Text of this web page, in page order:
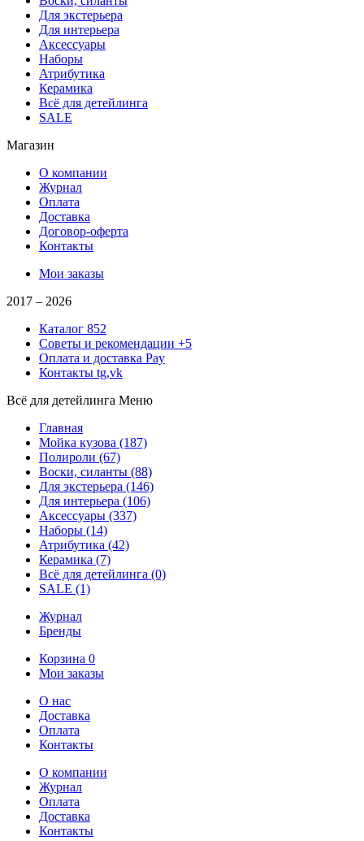
Для экстерьера
Для интерьера
Аксессуары
Наборы
Атрибутика
Керамика
Всё для детейлинга
SALE
Магазин
О компании
Журнал
Оплата
Доставка
Договор-оферта
Контакты
Мои заказы
2017 – 2026
Каталог 852
Советы и рекомендации +5
Оплата и доставка Pay
Контакты tg,vk
Всё для детейлинга Меню
Главная
Мойка кузова (187)
Полироли (67)
Воски, силанты (88)
Для экстерьера (146)
Для интерьера (106)
Аксессуары (337)
Наборы (14)
Атрибутика (42)
Керамика (7)
Всё для детейлинга (0)
SALE (1)
Журнал
Бренды
Корзина 0
Мои заказы
О нас
Доставка
Оплата
Контакты
О компании
Журнал
Оплата
Доставка
Контакты